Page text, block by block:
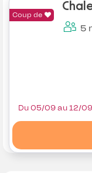
Coup de
5
Du 05/09 au 12/09